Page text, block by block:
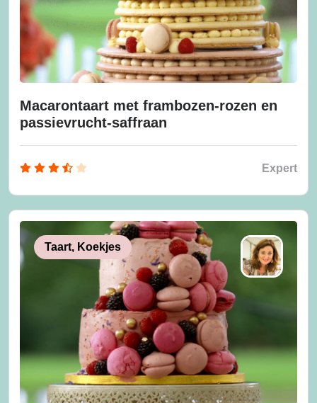
Macarontaart met frambozen-rozen en
passievrucht-saffraan
Expert
Taart, Koekjes